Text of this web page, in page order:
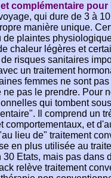
complémentaire
qui dure de 3 à
manière unique.
de plaintes
chaleur légères et
risques sanitaires
un traitement
femmes ne sont
pas le prendre. Pour
qui tombent
Il comprend un
comportementaux, et
lieu de" traitement
en plus utilisée au
Etats, mais pas dans
relève traitement